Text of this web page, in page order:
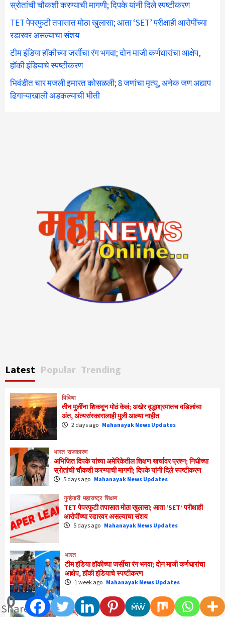
0
Shares
स्रोतांची चौकशी करण्याची मागणी; दिपके यांनी दिले स्पष्टीकरण
TET पेपरफुटी तपासात मोठा खुलासा; आता ‘SET’ परीक्षाही आरोपींच्या
रडारवर असल्याचा संशय
टीम इंडिया हॉकीच्या जर्सीचा रंग भगवा; दोन माजी कर्णधारांचा आक्षेप,
हॉकी इंडियाचे स्पष्टीकरण
भिवंडीत चार मजली इमारत कोसळली; 8 जणांचा मृत्यू, अनेक जण अद्याप
ढिगाऱ्याखाली अडकल्याची भीती
Latest Popular Trending
विविधा
तीन मुलींना शिकवून मोठं केलं; अखेर वृद्धाश्रमातच वडिलांचा
अंत, अंत्यसंस्कारालाही मुली आल्या नाहीत
2 days ago Mahanayak News Updates
भारत राजकारण
अभिजित दिपके यांच्या अमेरिकेतील शिक्षण खर्चावर प्रश्न; निधीच्या
स्रोतांची चौकशी करण्याची मागणी; दिपके यांनी दिले स्पष्टीकरण
5 days ago Mahanayak News Updates
गुन्हेगारी महाराष्ट्र शिक्षण
TET पेपरफुटी तपासात मोठा खुलासा; आता ‘SET’ परीक्षाही
आरोपींच्या रडारवर असल्याचा संशय
5 days ago Mahanayak News Updates
भारत
टीम इंडिया हॉकीच्या जर्सीचा रंग भगवा; दोन माजी कर्णधारांचा
आक्षेप, हॉकी इंडियाचे स्पष्टीकरण
1 week ago Mahanayak News Updates
महाराष्ट्र